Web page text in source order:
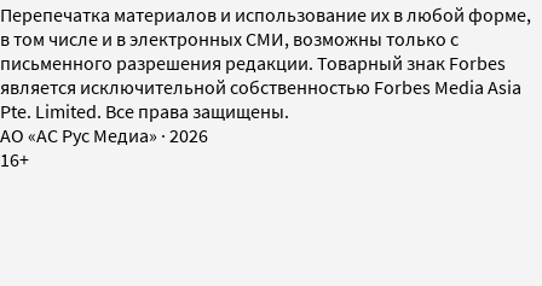
Перепечатка материалов и использование их в любой форме,
в том числе и в электронных СМИ, возможны только с
письменного разрешения редакции. Товарный знак Forbes
является исключительной собственностью Forbes Media Asia
Pte. Limited. Все права защищены.
AO «АС Рус Медиа» · 2026
16+